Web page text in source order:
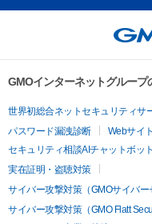
GMOインターネットグルー
世界初総合ネットセキュリティサ
パスワード漏洩診断
Webサイ
セキュリティ相談AIチャットボット
実在証明・盗聴対策
サイバー攻撃対策（GMOサイバー
サイバー攻撃対策（GMO Flatt